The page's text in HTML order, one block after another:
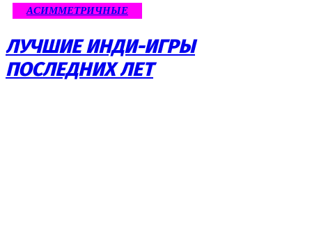
АСИММЕТРИЧНЫЕ
ЛУЧШИЕ ИНДИ-ИГРЫ
ПОСЛЕДНИХ ЛЕТ